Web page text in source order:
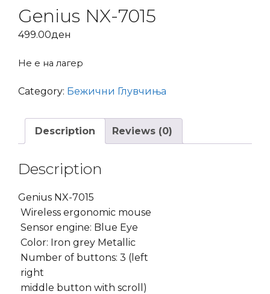
Genius NX-7015
499.00ден
Не е на лагер
Category: Бежични Глувчиња
Description Reviews (0)
Description
Genius NX-7015
Wireless ergonomic mouse
Sensor engine: Blue Eye
Color: Iron grey Metallic
Number of buttons: 3 (left
right
middle button with scroll)